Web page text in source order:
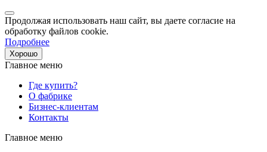
Продолжая использовать наш сайт, вы даете согласие на
обработку файлов cookie.
Подробнее
Хорошо
Главное меню
Где купить?
О фабрике
Бизнес-клиентам
Контакты
Главное меню